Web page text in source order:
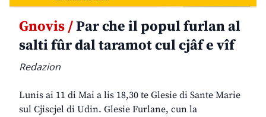
Gnovis /Par che il popul furlan al
salti fûr dal taramot cul cjâf e vîf
Redazion
Lunis ai 11 di Mai a lis 18,30 te Glesie di Sante Marie
sul Cjiscjel di Udin. Glesie Furlane, cun la